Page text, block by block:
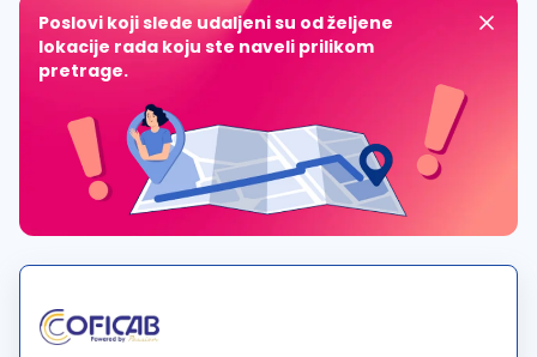
Poslovi koji slede udaljeni su od željene
lokacije rada koju ste naveli prilikom
pretrage.